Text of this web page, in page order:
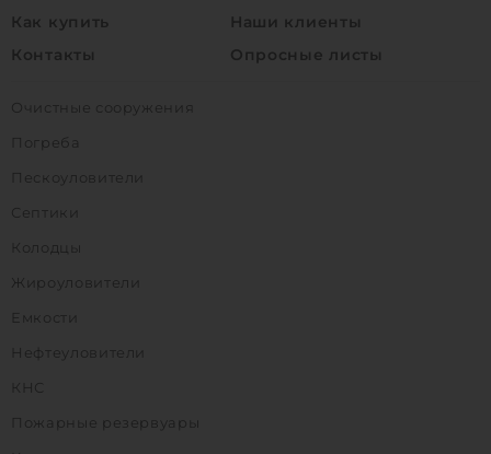
Как купить
Контакты
Наши клиенты
Опросные листы
Очистные сооружения
Погреба
Пескоуловители
Септики
Колодцы
Жироуловители
Емкости
Нефтеуловители
КНС
Пожарные резервуары